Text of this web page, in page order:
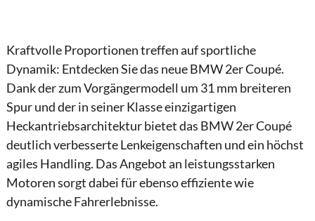
Kraftvolle Proportionen treffen auf sportliche
Dynamik: Entdecken Sie das neue BMW 2er Coupé.
Dank der zum Vorgängermodell um 31 mm breiteren
Spur und der in seiner Klasse einzigartigen
Heckantriebsarchitektur bietet das BMW 2er Coupé
deutlich verbesserte Lenkeigenschaften und ein höchst
agiles Handling. Das Angebot an leistungsstarken
Motoren sorgt dabei für ebenso effiziente wie
dynamische Fahrerlebnisse.